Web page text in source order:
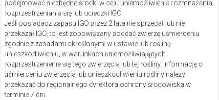
podejmować niezbędne środki w celu uniemożliwienia rozmnażania,
rozprzestrzeniania się lub ucieczki IGO.
Jeśli posiadacz zapasu IGO przez 2 lata nie sprzedał lub nie
przekazał IGO, to jest zobowiązany poddać zwierzę uśmierceniu
zgodnie z zasadami określonymi w ustawie lub roślinę
unieszkodliwieniu, w warunkach uniemożliwiających
rozprzestrzenienie się tego zwierzęcia lub tej rośliny. Informację o
uśmierceniu zwierzęcia lub unieszkodliwieniu rośliny należy
przekazać do regionalnego dyrektora ochrony środowiska w
terminie 7 dni.